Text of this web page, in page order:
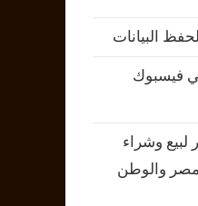
فيسبوك
وشراء
مصر والوطن